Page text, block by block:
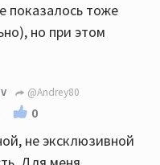
показалось тоже
но при этом
@Andrey80
0
не эксклюзивной